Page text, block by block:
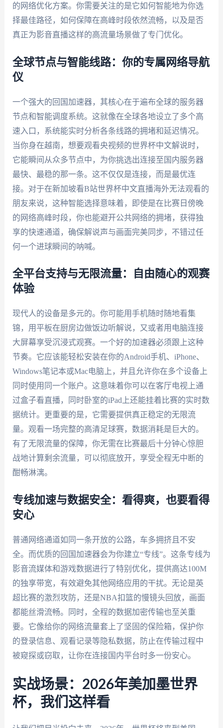
的网络优化方案。你需要关注的是它如何智能地为你选
择最佳路径，如何保障在高峰时段依然流畅，以及是否
真正为影音直播这样的高流量场景做了专门优化。
全球节点与智能线路：你的专属网络导航
仪
一个强大的回国加速器，其核心在于遍布全球的服务器
节点和智能调度系统。这就像在全球各地设立了多个高
速入口，系统能实时分析各条线路的拥堵和延迟情况。
当你身在越南，想要观看央视频的世界杯中文解说时，
它能瞬间从众多节点中，为你挑选出连接至国内服务器
最快、最稳的那一条。这不仅仅是连接，而是最优连
接。对于在新加坡看B站世界杯中文直播海外无法观看的
朋友来说，这种智能选择意味着，即使是在比赛日傍晚
的网络高峰时段，你也能避开公共网络的拥堵，获得独
享的快速通道，确保解说声与画面完美同步，不错过任
何一个进球瞬间的呐喊。
全平台支持与无限流量：自由随心的观赛
体验
现代人的设备是多元的。你可能用手机随时随地看集
锦，用平板在厨房边做饭边听解说，又或者用电脑连接
大屏幕享受沉浸式观赛。一个好的加速器必须跟上这种
节奏。它应该能轻松安装在你的Android手机、iPhone、
Windows笔记本或Mac电脑上，并且允许你在多个设备上
同时使用同一个账户。这意味着你可以在客厅电视上通
过盒子看直播，同时卧室的iPad上还能挂着比赛的实时数
据统计。更重要的是，它需要提供真正稳定的无限流
量。观看一场完整的高清足球赛，数据消耗是巨大的。
有了无限流量的保障，你无需在比赛最后十分钟心惊胆
战地计算剩余流量，可以彻底放开，享受全程无中断的
酣畅淋漓。
专线加速与数据安全：看得爽，也要看得
安心
普通网络通道如同一条开放的公路，车多拥挤且不安
全。而优质的回国加速器会为你建立“专线”。这条专线为
影音流媒体和游戏数据进行了特别优化，提供高达100M
的独享带宽，有效避免其他网络应用的干扰。无论是英
超比赛的激烈攻防，还是NBA扣篮的慢镜头回放，画面
都能丝滑流畅。同时，全程的数据加密传输也至关重
要。它像给你的网络流量套上了坚固的保险箱，保护你
的登录信息、观看记录等隐私数据，防止在传输过程中
被窥探或窃取，让你在连接国内平台时多一份安心。
实战场景：2026年美加墨世界
杯，我们这样看